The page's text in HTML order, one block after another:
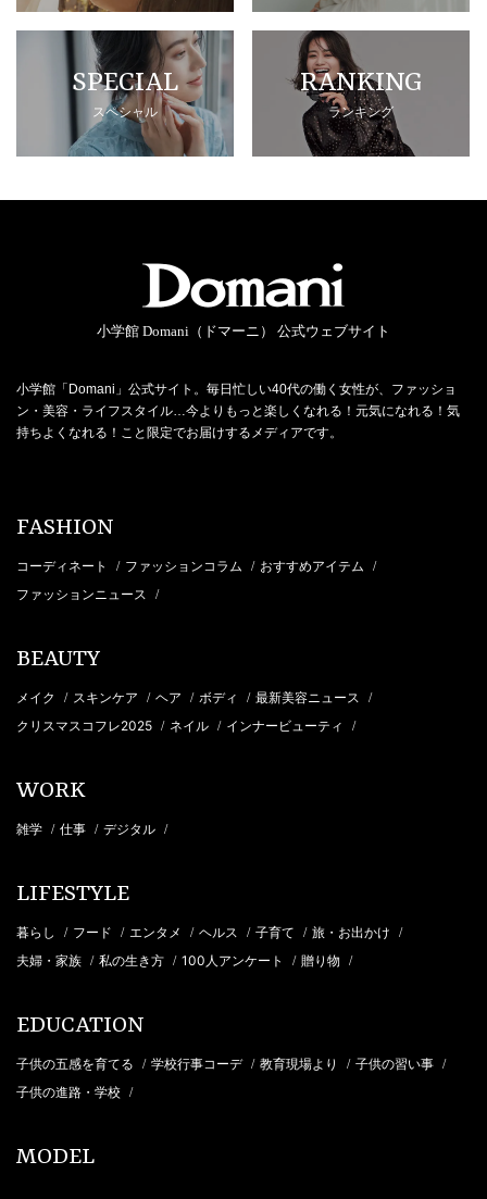
SPECIAL
スペシャル
RANKING
ランキング
小学館 Domani（ドマーニ） 公式ウェブサイト
小学館「Domani」公式サイト。毎日忙しい40代の働く女性が、ファッショ
ン・美容・ライフスタイル…今よりもっと楽しくなれる！元気になれる！気
持ちよくなれる！こと限定でお届けするメディアです。
FASHION
コーディネート / ファッションコラム / おすすめアイテム /
ファッションニュース /
BEAUTY
メイク / スキンケア / ヘア / ボディ / 最新美容ニュース /
クリスマスコフレ2025 / ネイル / インナービューティ /
WORK
雑学 / 仕事 / デジタル /
LIFESTYLE
暮らし / フード / エンタメ / ヘルス / 子育て / 旅・お出かけ /
夫婦・家族 / 私の生き方 / 100人アンケート / 贈り物 /
EDUCATION
子供の五感を育てる / 学校行事コーデ / 教育現場より / 子供の習い事 /
子供の進路・学校 /
MODEL